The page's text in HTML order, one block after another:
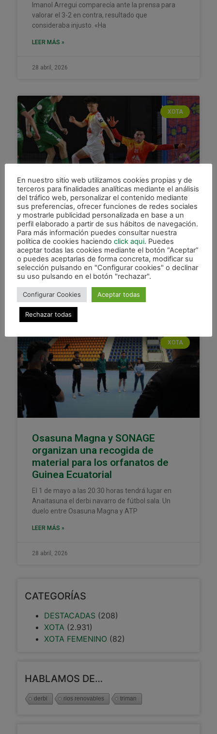
Imanol Arregui comparecía ante la prensa para
valorar el 3-2 en contra, resultado que
consideraba injusto. «Ha
LEER MÁS »
28 abril, 2026
XOTA
Los detalles vuelven a dar la
espalda a Osasuna Magna
Osasuna Magna Xota cayó en su visita a Santa
Coloma tras un partido en el que la falta de
acierto negó el gol a los
LEER MÁS »
28 abril, 2026
XOTA
Osasuna Magna y SONAGE
organizan una recogida de
material para los orfanatos de
Guinea Ecuatorial
El 1 de mayo a las 20:30 horas tendrá lugar en
Anaitasuna el derbi navarro de fútbol sala. Un
duelo entre Osasuna Magna y ATP
LEER MÁS »
28 abril, 2026
CATEGORÍAS
DESTACADAS (208)
XOTA(2.931)
XOTA FEMENINO (82)
HABLAMOS DE…
derbi rios renovables triman
En nuestro sitio web utilizamos cookies propias y de
terceros para finalidades analíticas mediante el análisis
del tráfico web, personalizar el contenido mediante
sus preferencias, ofrecer funciones de redes sociales
y mostrarle publicidad personalizada en base a un
perfil elaborado a partir de sus hábitos de navegación.
Para más información puedes consultar nuestra
política de cookies haciendo click aqui. Puedes
aceptar todas las cookies mediante el botón “Aceptar”
o puedes aceptarlas de forma concreta, modificar su
selección pulsando en "Configurar cookies" o declinar
su uso pulsando en el botón "rechazar".
Configurar Cookies Aceptar todas
Rechazar todas